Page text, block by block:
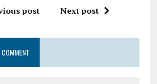
post Next post